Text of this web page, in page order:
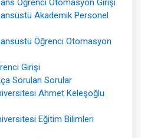
Öğrenci Otomasyon Girişi
Akademik Personel
Öğrenci Otomasyon
Girişi
Sorulan Sorular
Ahmet Keleşoğlu
Eğitim Bilimleri